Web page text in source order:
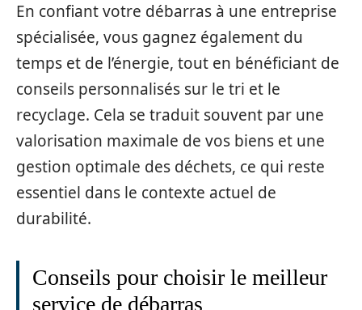
En confiant votre débarras à une entreprise
spécialisée, vous gagnez également du
temps et de l’énergie, tout en bénéficiant de
conseils personnalisés sur le tri et le
recyclage. Cela se traduit souvent par une
valorisation maximale de vos biens et une
gestion optimale des déchets, ce qui reste
essentiel dans le contexte actuel de
durabilité.
Conseils pour choisir le meilleur
service de débarras